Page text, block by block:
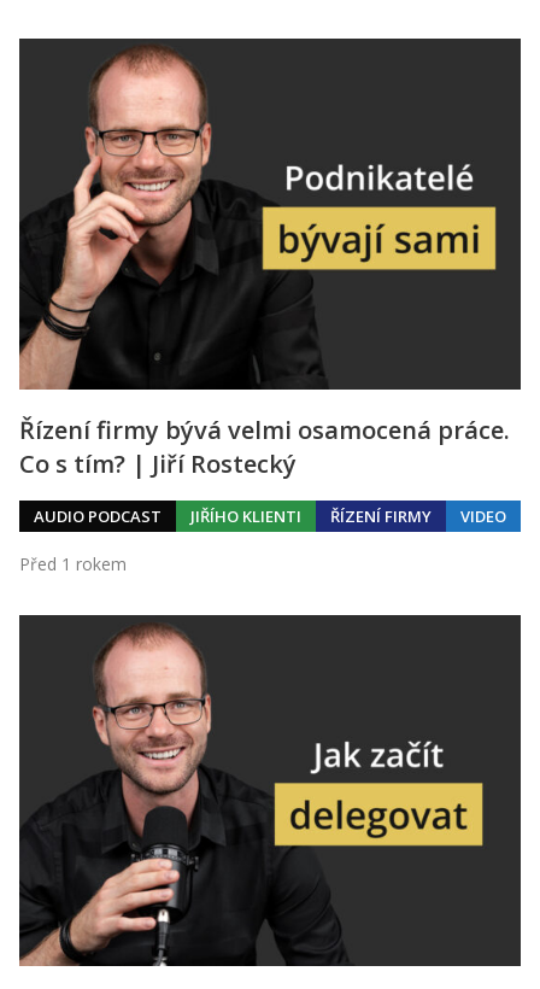
Řízení firmy bývá velmi osamocená práce.
Co s tím? | Jiří Rostecký
AUDIO PODCAST JIŘÍHO KLIENTI ŘÍZENÍ FIRMY VIDEO
Před 1 rokem